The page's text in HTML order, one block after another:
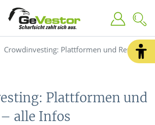
Crowdinvesting: Plattformen und Renditen
Plattformen und
alle Infos